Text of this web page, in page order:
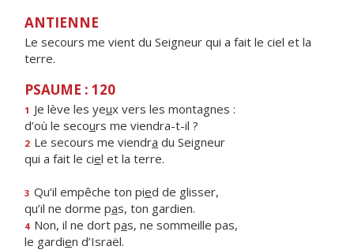
ANTIENNE
Le secours me vient du Seigneur qui a fait le ciel et la
terre.
PSAUME : 120
1 Je lève les yeux vers les montagnes :
d’où le secours me viendra-t-il ?
2 Le secours me viendra du Seigneur
qui a fait le ciel et la terre.
3 Qu’il empêche ton pied de glisser,
qu’il ne dorme pas, ton gardien.
4 Non, il ne dort pas, ne sommeille pas,
le gardien d’Israël.